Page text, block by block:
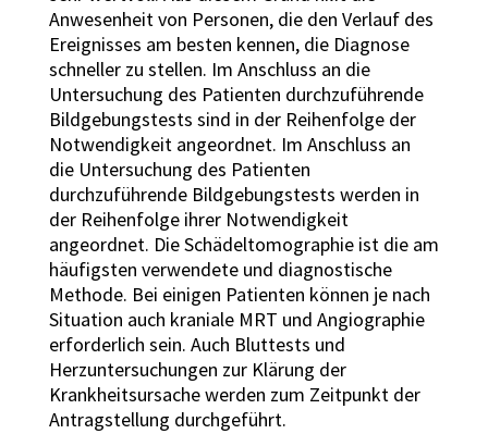
Anwesenheit von Personen, die den Verlauf des
Ereignisses am besten kennen, die Diagnose
schneller zu stellen. Im Anschluss an die
Untersuchung des Patienten durchzuführende
Bildgebungstests sind in der Reihenfolge der
Notwendigkeit angeordnet. Im Anschluss an
die Untersuchung des Patienten
durchzuführende Bildgebungstests werden in
der Reihenfolge ihrer Notwendigkeit
angeordnet. Die Schädeltomographie ist die am
häufigsten verwendete und diagnostische
Methode. Bei einigen Patienten können je nach
Situation auch kraniale MRT und Angiographie
erforderlich sein. Auch Bluttests und
Herzuntersuchungen zur Klärung der
Krankheitsursache werden zum Zeitpunkt der
Antragstellung durchgeführt.